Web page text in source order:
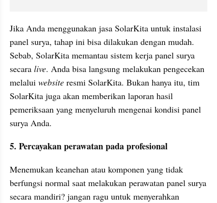
Jika Anda menggunakan jasa SolarKita untuk instalasi
panel surya, tahap ini bisa dilakukan dengan mudah.
Sebab, SolarKita memantau sistem kerja panel surya
secara live. Anda bisa langsung melakukan pengecekan
melalui website resmi SolarKita. Bukan hanya itu, tim
SolarKita juga akan memberikan laporan hasil
pemeriksaan yang menyeluruh mengenai kondisi panel
surya Anda.
5. Percayakan perawatan pada profesional
Menemukan keanehan atau komponen yang tidak
berfungsi normal saat melakukan perawatan panel surya
secara mandiri? jangan ragu untuk menyerahkan